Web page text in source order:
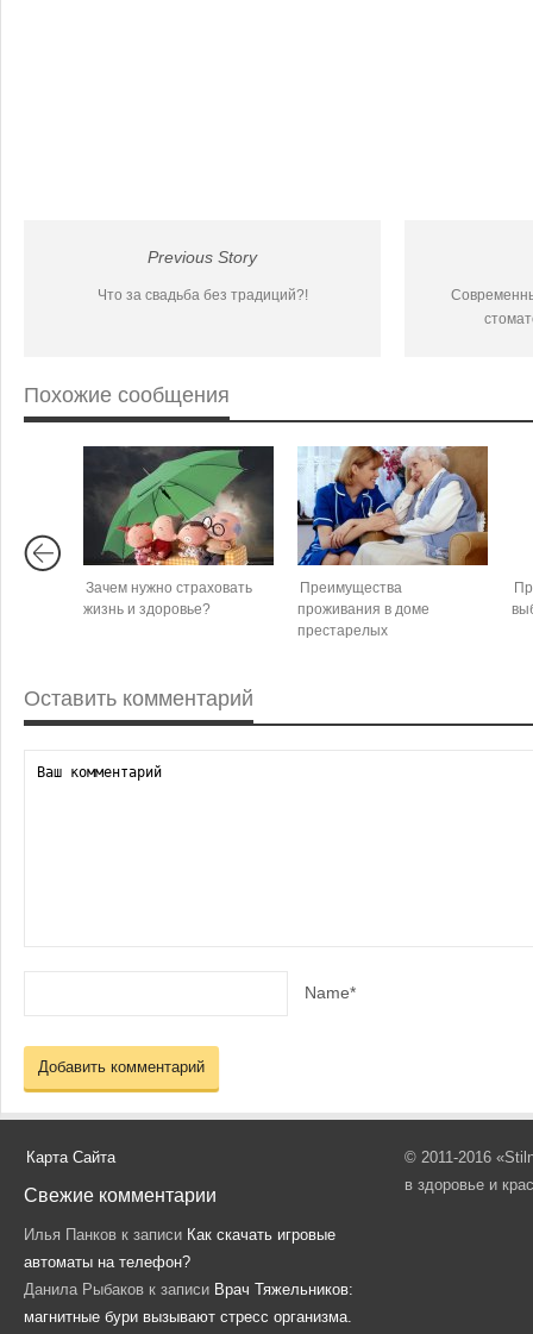
Previous Story
Что за свадьба без традиций?!
Похожие сообщения
Зачем нужно страховать
жизнь и здоровье?
Преимущества
проживания в доме
престарелых
Оставить комментарий
Name*
Карта Сайта
Свежие комментарии
Илья Панков к записи Как скачать игровые
автоматы на телефон?
Данила Рыбаков к записи Врач Тяжельников:
магнитные бури вызывают стресс организма.
© 2011-2016
в здоровье и